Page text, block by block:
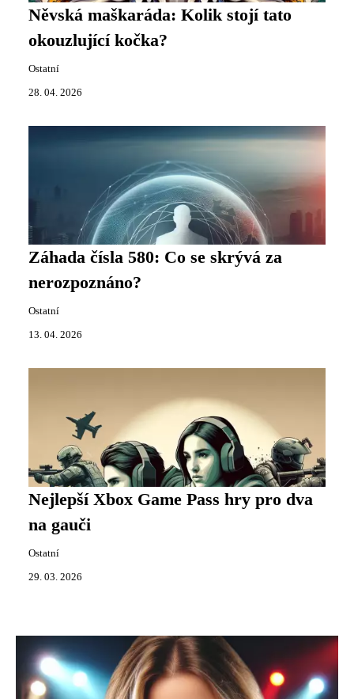
Něvská maškaráda: Kolik stojí tato
okouzlující kočka?
Ostatní
28. 04. 2026
Záhada čísla 580: Co se skrývá za
nerozpoznáno?
Ostatní
13. 04. 2026
Nejlepší Xbox Game Pass hry pro dva
na gauči
Ostatní
29. 03. 2026